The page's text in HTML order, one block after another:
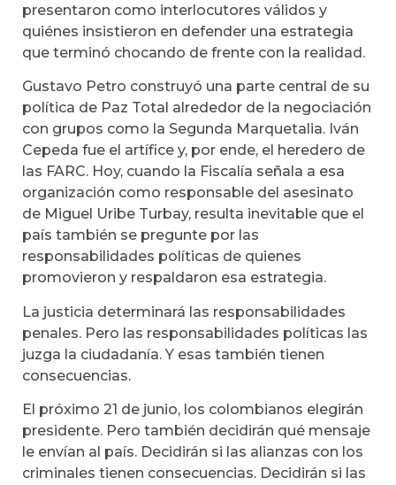
presentaron como interlocutores válidos y
quiénes insistieron en defender una estrategia
que terminó chocando de frente con la realidad.
Gustavo Petro construyó una parte central de su
política de Paz Total alrededor de la negociación
con grupos como la Segunda Marquetalia. Iván
Cepeda fue el artífice y, por ende, el heredero de
las FARC. Hoy, cuando la Fiscalía señala a esa
organización como responsable del asesinato
de Miguel Uribe Turbay, resulta inevitable que el
país también se pregunte por las
responsabilidades políticas de quienes
promovieron y respaldaron esa estrategia.
La justicia determinará las responsabilidades
penales. Pero las responsabilidades políticas las
juzga la ciudadanía. Y esas también tienen
consecuencias.
El próximo 21 de junio, los colombianos elegirán
presidente. Pero también decidirán qué mensaje
le envían al país. Decidirán si las alianzas con los
criminales tienen consecuencias. Decidirán si las